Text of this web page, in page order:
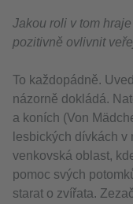
Jakou roli v tom
pozitivně ovlivnit
To každopádně.
názorně dokládá.
a koních (Von
lesbických dívkách
venkovská oblast,
pomoc svých
starat o zvířata.